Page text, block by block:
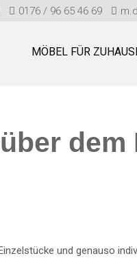
0176 / 96 65 46 69
MÖBEL FÜR
und genauso